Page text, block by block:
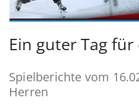
Ein guter Tag für
Spielberichte vom
Herren